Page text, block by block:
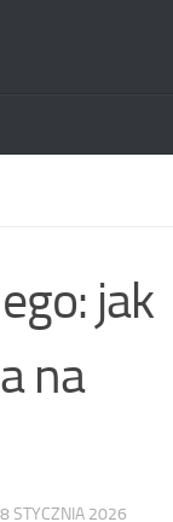
jak
na
STYCZNIA 2026